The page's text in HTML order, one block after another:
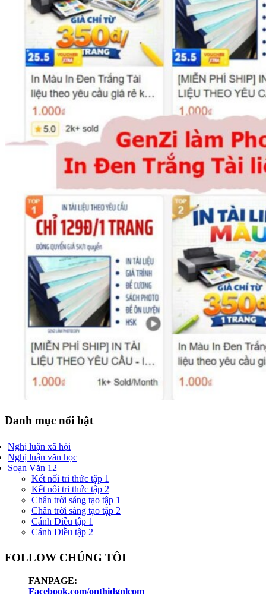
Danh mục nổi bật
Nghị luận xã hội
Nghị luận văn học
Soạn Văn 12
Kết nối tri thức tập 1
Kết nối tri thức tập 2
Chân trời sáng tạo tập 1
Chân trời sáng tạo tập 2
Cánh Diều tập 1
Cánh Diều tập 2
FOLLOW CHÚNG TÔI
FANPAGE:
Facebook.com/onthidgnlcom